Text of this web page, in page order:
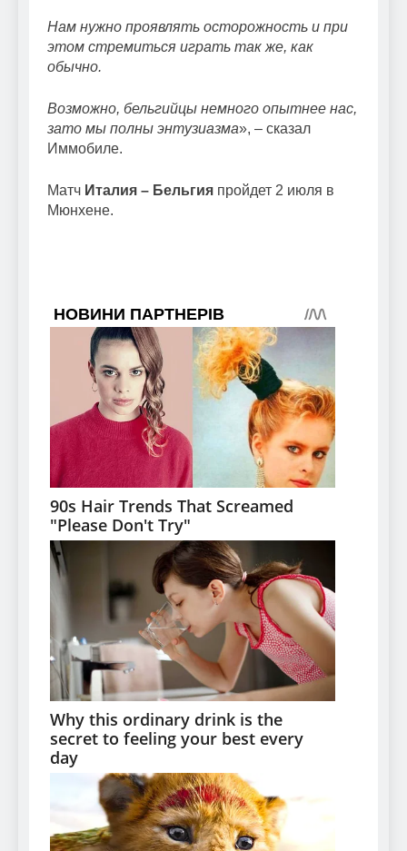
Нам нужно проявлять осторожность и при
этом стремиться играть так же, как
обычно.
Возможно, бельгийцы немного опытнее нас,
зато мы полны энтузиазма», – сказал
Иммобиле.
Матч Италия – Бельгия пройдет 2 июля в
Мюнхене.